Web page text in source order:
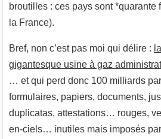
broutilles : ces pays sont *quarante
la France).
Bref, non c’est pas moi qui délire :
gigantesque usine à gaz
… et qui perd donc 100 milliards
formulaires, papiers, documents,
duplicatas, attestations… rouges,
en-ciels… inutiles mais imposés